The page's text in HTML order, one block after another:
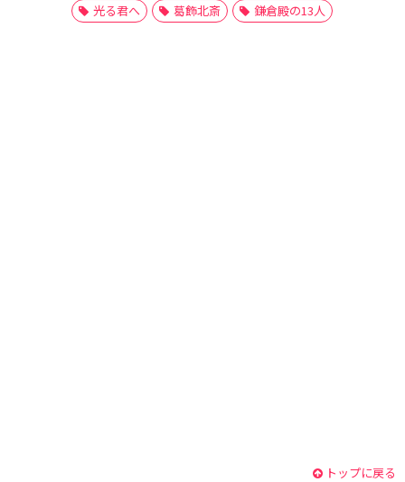
光る君へ
葛飾北斎 鎌倉殿の13人
トップに戻る